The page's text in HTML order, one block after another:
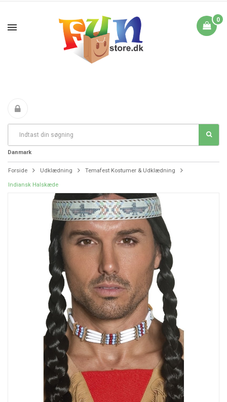
0
Fri Fragt fra 199 i
Danmark
DAG TIL DAG LEVERING
Forside Udklædning Temafest Kostumer & Udklædning
Indiansk Halskæde